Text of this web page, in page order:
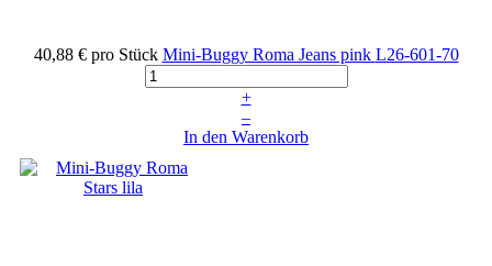
40,88 € pro Stück Mini-Buggy Roma Jeans pink L26-601-70
+
–
In den Warenkorb